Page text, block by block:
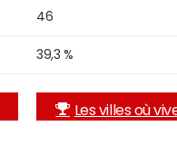
46
39,3 %
Les villes où